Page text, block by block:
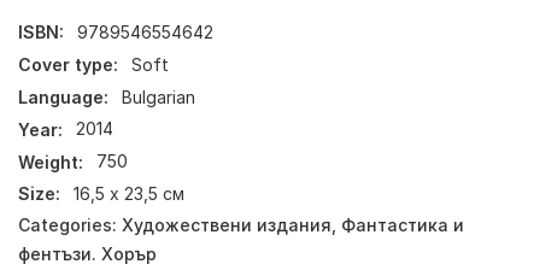
ISBN:
9789546554642
Cover type:
Soft
Language:
Bulgarian
Year:
2014
Weight:
750
Size:
16,5 х 23,5 см
Categories: Художествени издания Фантастика и
фентъзи. Хорър